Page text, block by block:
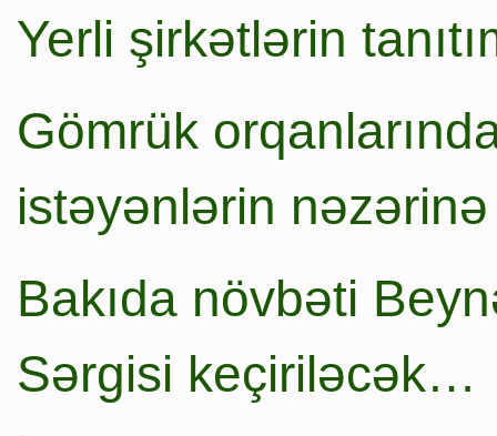
Yerli şirkətlərin
Gömrük
istəyənlərin nəzərinə
Bakıda növbəti
Sərgisi keçiriləcək…